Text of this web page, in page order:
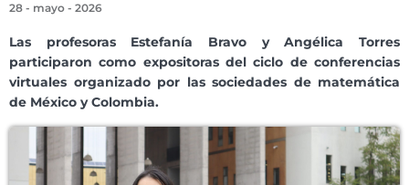
28 - mayo - 2026
Las profesoras Estefanía Bravo y Angélica Torres
participaron como expositoras del ciclo de conferencias
virtuales organizado por las sociedades de matemática
de México y Colombia.